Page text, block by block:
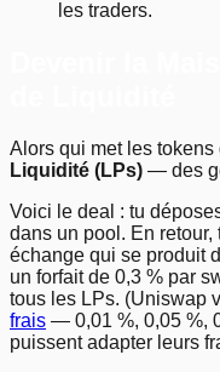
les traders.
Alors qui met les
Liquidité (LPs) — des
Voici le deal : tu
dans un pool. En
échange qui se produit
un forfait de 0,3 % par
tous les LPs. (Uniswap
frais — 0,01 %, 0,05 %,
puissent adapter leurs